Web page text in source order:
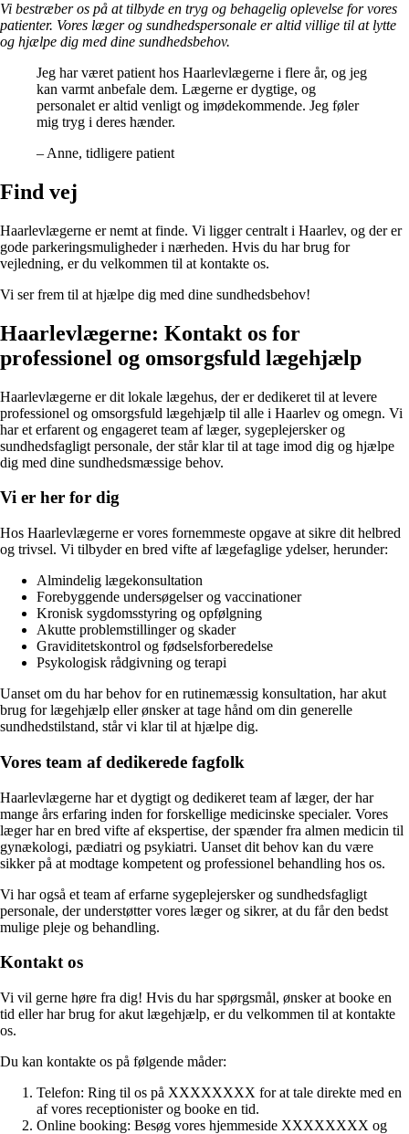
Vi bestræber os på at tilbyde en tryg og behagelig oplevelse for vores
patienter. Vores læger og sundhedspersonale er altid villige til at lytte
og hjælpe dig med dine sundhedsbehov.
Jeg har været patient hos Haarlevlægerne i flere år, og jeg
kan varmt anbefale dem. Lægerne er dygtige, og
personalet er altid venligt og imødekommende. Jeg føler
mig tryg i deres hænder.
– Anne, tidligere patient
Find vej
Haarlevlægerne er nemt at finde. Vi ligger centralt i Haarlev, og der er
gode parkeringsmuligheder i nærheden. Hvis du har brug for
vejledning, er du velkommen til at kontakte os.
Vi ser frem til at hjælpe dig med dine sundhedsbehov!
Haarlevlægerne: Kontakt os for
professionel og omsorgsfuld lægehjælp
Haarlevlægerne er dit lokale lægehus, der er dedikeret til at levere
professionel og omsorgsfuld lægehjælp til alle i Haarlev og omegn. Vi
har et erfarent og engageret team af læger, sygeplejersker og
sundhedsfagligt personale, der står klar til at tage imod dig og hjælpe
dig med dine sundhedsmæssige behov.
Vi er her for dig
Hos Haarlevlægerne er vores fornemmeste opgave at sikre dit helbred
og trivsel. Vi tilbyder en bred vifte af lægefaglige ydelser, herunder:
Almindelig lægekonsultation
Forebyggende undersøgelser og vaccinationer
Kronisk sygdomsstyring og opfølgning
Akutte problemstillinger og skader
Graviditetskontrol og fødselsforberedelse
Psykologisk rådgivning og terapi
Uanset om du har behov for en rutinemæssig konsultation, har akut
brug for lægehjælp eller ønsker at tage hånd om din generelle
sundhedstilstand, står vi klar til at hjælpe dig.
Vores team af dedikerede fagfolk
Haarlevlægerne har et dygtigt og dedikeret team af læger, der har
mange års erfaring inden for forskellige medicinske specialer. Vores
læger har en bred vifte af ekspertise, der spænder fra almen medicin til
gynækologi, pædiatri og psykiatri. Uanset dit behov kan du være
sikker på at modtage kompetent og professionel behandling hos os.
Vi har også et team af erfarne sygeplejersker og sundhedsfagligt
personale, der understøtter vores læger og sikrer, at du får den bedst
mulige pleje og behandling.
Kontakt os
Vi vil gerne høre fra dig! Hvis du har spørgsmål, ønsker at booke en
tid eller har brug for akut lægehjælp, er du velkommen til at kontakte
os.
Du kan kontakte os på følgende måder:
Telefon: Ring til os på XXXXXXXX for at tale direkte med en
af vores receptionister og booke en tid.
Online booking: Besøg vores hjemmeside XXXXXXXX og